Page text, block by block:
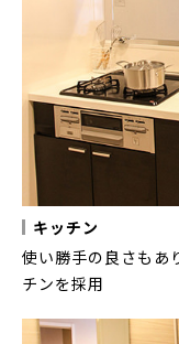
キッチン
使い勝手の良さもあ
チンを採用